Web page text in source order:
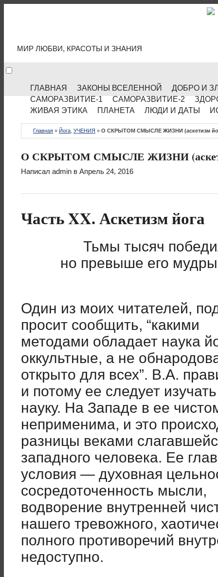
МИР ЛЮБВИ, КРАСОТЫ И ЗНАНИЯ
ГЛАВНАЯ ЗАКОНЫ ВСЕЛЕННОЙ
ДОБРО И
САМОРАЗВИТИЕ-1
САМОРАЗВИТИЕ-2
ЖИВАЯ ЭТИКА
ПЛАНЕТА ЛЮДИ И ДАТЫ
Главная » Йога УЧЕНИЯ » О СКРЫТОМ СМЫСЛЕ ЖИЗНИ (аскетизм
О СКРЫТОМ СМЫСЛЕ ЖИЗНИ
Написал admin в Апрель 24, 2016
Часть XX. Аскетизм йога
Тьмы тысяч
но превыше его
Один из моих читателей,
просит сообщить, “какими
методами обладает наука
оккультные, а не
открыто для всех”. В.А.
и потому ее следует
науку. На Западе в ее
неприменима, и это
разницы веками
западного человека. Ее
условия — духовная
сосредоточенность мысли,
водворение внутренней
нашего тревожного,
полного противоречий
недоступно.